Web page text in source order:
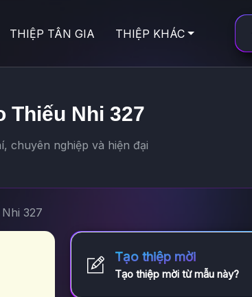
THIỆP TÂN GIA THIỆP KHÁC
Thiếu Nhi 327
chuyên nghiệp và hiện đại
327
Tạo thiệp mời
Tạo thiệp mời từ mẫu này?